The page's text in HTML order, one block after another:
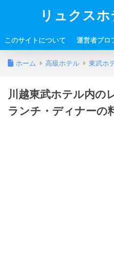
リュクス
このサイトについて 運営者プロ
ホーム 高級ホテル 東武ホ
川越東武ホテル内の
ランチ・ディナーの